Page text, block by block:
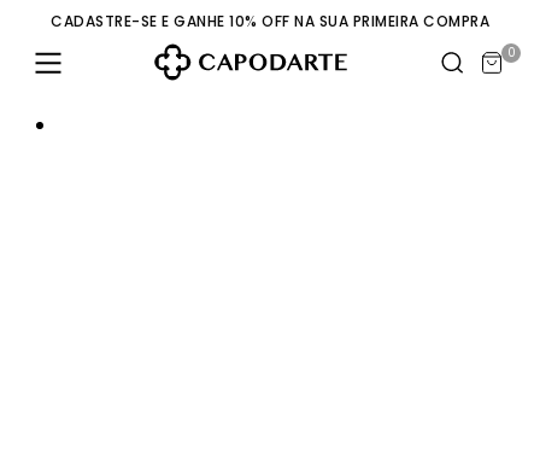
CADASTRE-SE E GANHE 10% OFF NA SUA PRIMEIRA COMPRA
0